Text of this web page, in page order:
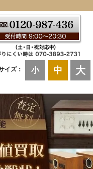
イズ： 小 中 大